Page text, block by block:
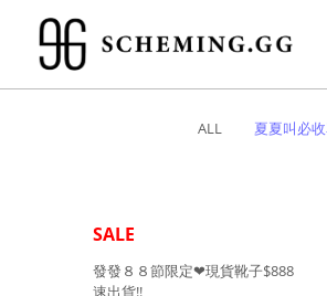
ALL 夏夏叫必
SALE
發發８８節限定❤︎現貨靴子$888
速出貨!!